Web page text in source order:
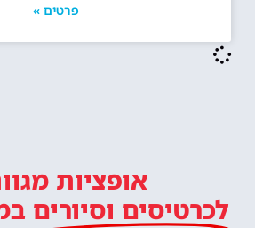
פרטים »
אופציות
לכרטיסים וסיורים